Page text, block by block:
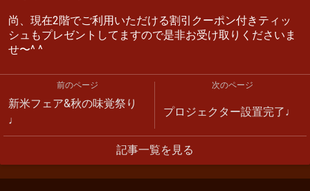
尚、現在2階でご利用いただける割引クーポン付きティッ
シュもプレゼントしてますので是非お受け取りくださいま
せ〜^ ^
前のページ
新米フェア&秋の味覚祭り
♩
次のページ
プロジェクター設置完了♩
記事一覧を見る